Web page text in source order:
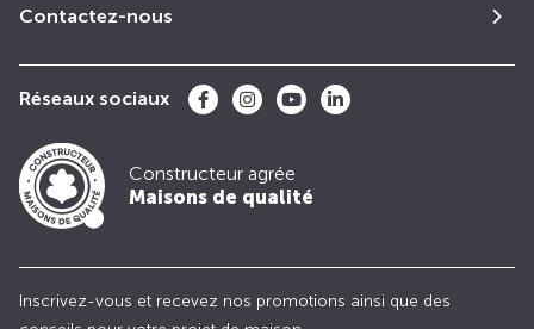
Contactez-nous
Réseaux sociaux
Constructeur agrée
Maisons de qualité
Inscrivez-vous et recevez nos promotions ainsi que des